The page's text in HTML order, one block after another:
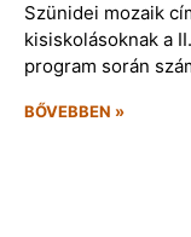
Szünidei mozaik
kisiskolásoknak a
program során
BŐVEBBEN »